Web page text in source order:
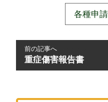
各種申
前の記事へ
重症傷害報告書